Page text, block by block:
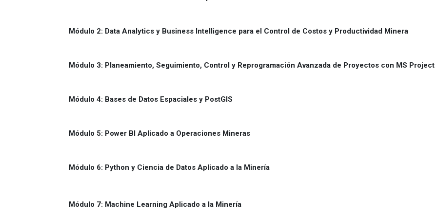
Módulo 2: Data Analytics y Business Intelligence para el Control de Costos y Productividad Minera
Módulo 3: Planeamiento, Seguimiento, Control y Reprogramación Avanzada de Proyectos con MS Project
Módulo 4: Bases de Datos Espaciales y PostGIS
Módulo 5: Power BI Aplicado a Operaciones Mineras
Módulo 6: Python y Ciencia de Datos Aplicado a la Minería
Módulo 7: Machine Learning Aplicado a la Minería